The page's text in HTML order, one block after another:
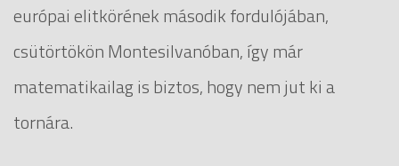
európai elitkörének második fordulójában,
csütörtökön Montesilvanóban, így már
matematikailag is biztos, hogy nem jut ki a
tornára.